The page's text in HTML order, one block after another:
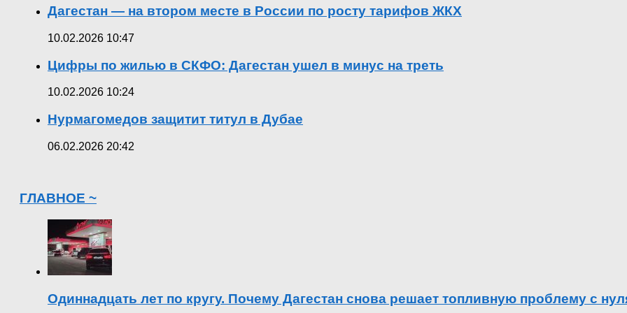
Дагестан — на втором месте в России по росту тарифов ЖКХ
10.02.2026 10:47
Цифры по жилью в СКФО: Дагестан ушел в минус на треть
10.02.2026 10:24
Нурмагомедов защитит титул в Дубае
06.02.2026 20:42
ГЛАВНОЕ ~
Одиннадцать лет по кругу. Почему Дагестан снова решает топливную проблему с